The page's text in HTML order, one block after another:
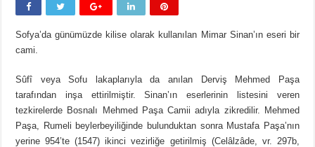
Sofya’da günümüzde kilise olarak kullanılan Mimar Sinan’ın eseri bir
cami.
Sûfî veya Sofu lakaplarıyla da anılan Derviş Mehmed Paşa
tarafından inşa ettirilmiştir. Sinan’ın eserlerinin listesini veren
tezkirelerde Bosnalı Mehmed Paşa Camii adıyla zikredilir. Mehmed
Paşa, Rumeli beylerbeyiliğinde bulunduktan sonra Mustafa Paşa’nın
yerine 954’te (1547) ikinci vezirliğe getirilmiş (Celâlzâde, vr. 297b,